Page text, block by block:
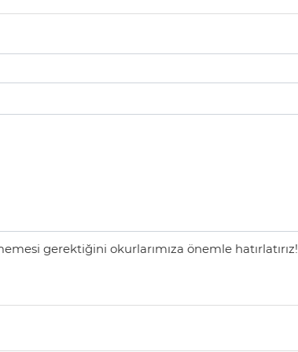
gerektiğini okurlarımıza önemle hatırlatırız!